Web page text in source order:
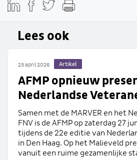
Lees ook
23 april 2026 Artikel
AFMP opnieuw
Nederlandse
Samen met de MARVER en het
FNV is de AFMP op zaterdag 27
tijdens de 22e editie van
in Den Haag. Op het Malieveld
vanuit een ruime gezamenlijke